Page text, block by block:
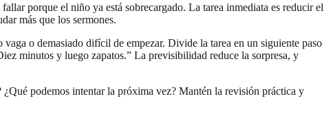
porque el niño ya está sobrecargado. La tarea inmediata es reducir el
más que los sermones.
o demasiado difícil de empezar. Divide la tarea en un siguiente paso
minutos y luego zapatos.” La previsibilidad reduce la sorpresa, y
podemos intentar la próxima vez? Mantén la revisión práctica y